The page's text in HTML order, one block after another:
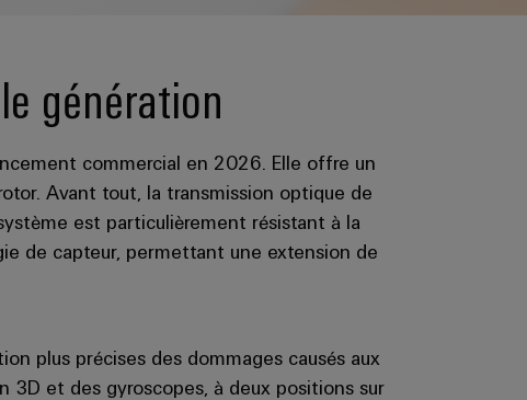
génération
commercial en 2026. Elle offre un
Avant tout, la transmission optique de
est particulièrement résistant à la
de capteur, permettant une extension de
plus précises des dommages causés aux
3D et des gyroscopes, à deux positions sur